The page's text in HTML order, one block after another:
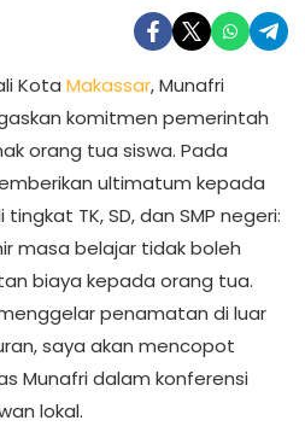
Kota Makassar, Munafri
komitmen pemerintah
orang tua siswa. Pada
ultimatum kepada
tingkat TK, SD, dan SMP negeri:
masa belajar tidak boleh
biaya kepada orang tua.
penamatan di luar
saya akan mencopot
Munafri dalam konferensi
lokal.